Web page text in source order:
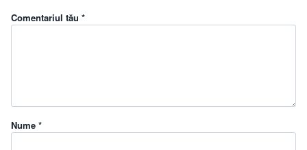
Comentariul tău *
Nume *